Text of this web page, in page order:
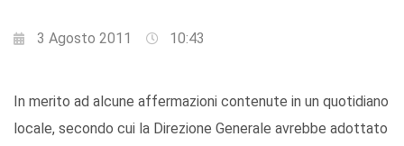
3 Agosto 2011 10:43
In merito ad alcune affermazioni contenute in un quotidiano
locale, secondo cui la Direzione Generale avrebbe adottato